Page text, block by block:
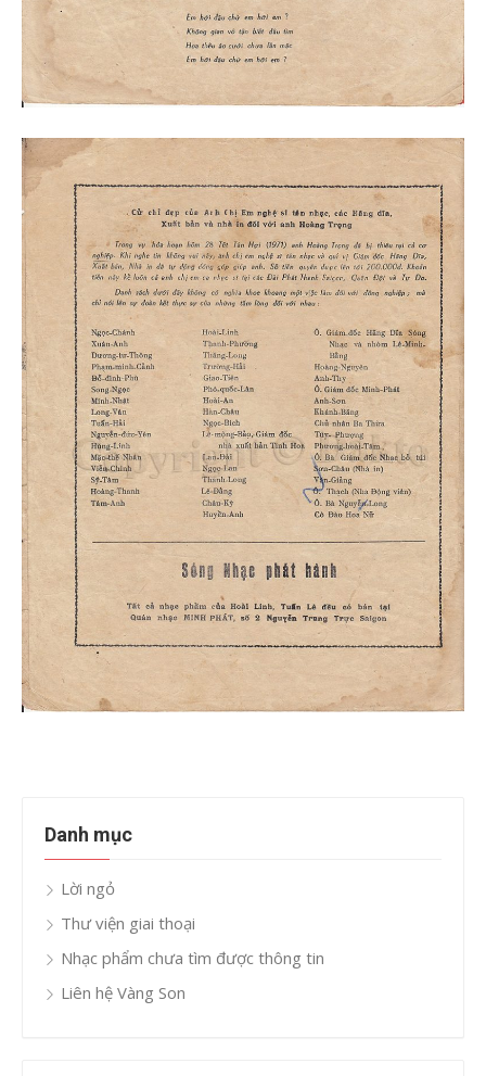
Danh mục
Lời ngỏ
Thư viện giai thoại
Nhạc phẩm chưa tìm được thông tin
Liên hệ Vàng Son